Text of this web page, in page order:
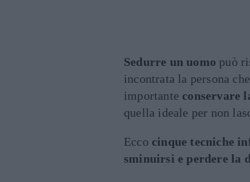
Sedurre un uomo può
incontrata la persona
importante conservare
quella ideale per non
Ecco cinque tecniche
sminuirsi e perdere la